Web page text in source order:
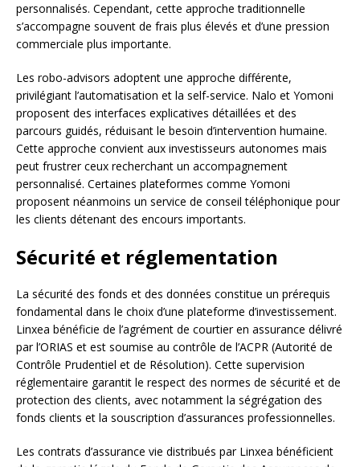
personnalisés. Cependant, cette approche traditionnelle
s’accompagne souvent de frais plus élevés et d’une pression
commerciale plus importante.
Les robo-advisors adoptent une approche différente,
privilégiant l’automatisation et la self-service. Nalo et Yomoni
proposent des interfaces explicatives détaillées et des
parcours guidés, réduisant le besoin d’intervention humaine.
Cette approche convient aux investisseurs autonomes mais
peut frustrer ceux recherchant un accompagnement
personnalisé. Certaines plateformes comme Yomoni
proposent néanmoins un service de conseil téléphonique pour
les clients détenant des encours importants.
Sécurité et réglementation
La sécurité des fonds et des données constitue un prérequis
fondamental dans le choix d’une plateforme d’investissement.
Linxea bénéficie de l’agrément de courtier en assurance délivré
par l’ORIAS et est soumise au contrôle de l’ACPR (Autorité de
Contrôle Prudentiel et de Résolution). Cette supervision
réglementaire garantit le respect des normes de sécurité et de
protection des clients, avec notamment la ségrégation des
fonds clients et la souscription d’assurances professionnelles.
Les contrats d’assurance vie distribués par Linxea bénéficient